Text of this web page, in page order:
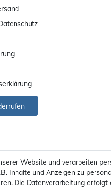
Website und verarbeiten
Inhalte und Anzeigen zu
Die Datenverarbeitung